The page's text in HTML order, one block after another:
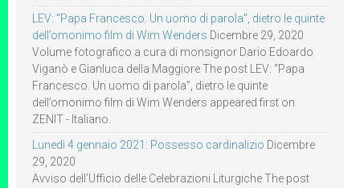
LEV: “Papa Francesco. Un uomo di parola”, dietro le quinte
dell’omonimo film di Wim Wenders Dicembre 29, 2020
Volume fotografico a cura di monsignor Dario Edoardo
Viganò e Gianluca della Maggiore The post LEV: “Papa
Francesco. Un uomo di parola”, dietro le quinte
dell’omonimo film di Wim Wenders appeared first on
ZENIT - Italiano.
Lunedì 4 gennaio 2021: Possesso cardinalizio Dicembre
29, 2020
Avviso dell’Ufficio delle Celebrazioni Liturgiche The post